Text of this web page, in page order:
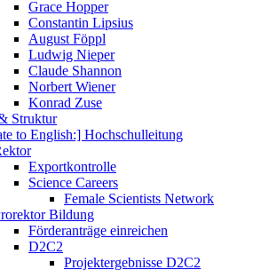
Grace Hopper
Constantin Lipsius
August Föppl
Ludwig Nieper
Claude Shannon
Norbert Wiener
Konrad Zuse
Struktur
to English:] Hochschulleitung
Exportkontrolle
Science Careers
Female Scientists Network
Bildung
Förderanträge einreichen
D2C2
Projektergebnisse D2C2